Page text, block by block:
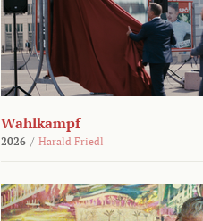
Wahlkampf
2026 / Harald Friedl